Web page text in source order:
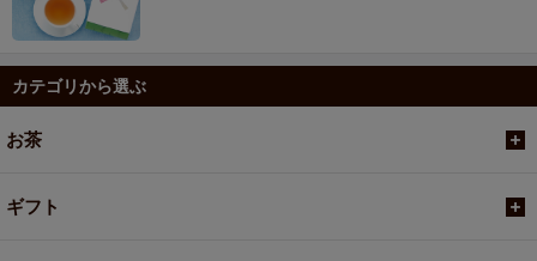
カテゴリから選ぶ
お茶
ギフト